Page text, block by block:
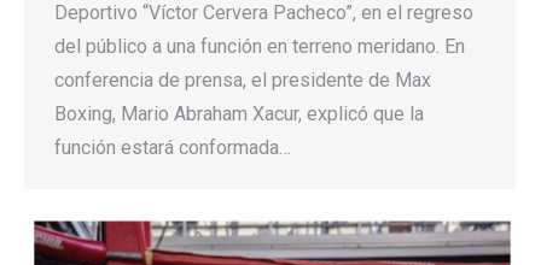
Deportivo “Víctor Cervera Pacheco”, en el regreso
del público a una función en terreno meridano. En
conferencia de prensa, el presidente de Max
Boxing, Mario Abraham Xacur, explicó que la
función estará conformada…